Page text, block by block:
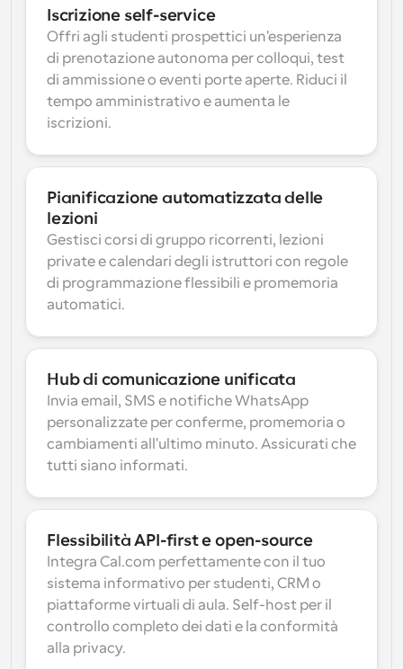
Iscrizione self-service
Offri agli studenti prospettici un'esperienza
di prenotazione autonoma per colloqui, test
di ammissione o eventi porte aperte. Riduci il
tempo amministrativo e aumenta le
iscrizioni.
Pianificazione automatizzata delle
lezioni
Gestisci corsi di gruppo ricorrenti, lezioni
private e calendari degli istruttori con regole
di programmazione flessibili e promemoria
automatici.
Hub di comunicazione unificata
Invia email, SMS e notifiche WhatsApp
personalizzate per conferme, promemoria o
cambiamenti all'ultimo minuto. Assicurati che
tutti siano informati.
Flessibilità API-first e open-source
Integra Cal.com perfettamente con il tuo
sistema informativo per studenti, CRM o
piattaforme virtuali di aula. Self-host per il
controllo completo dei dati e la conformità
alla privacy.